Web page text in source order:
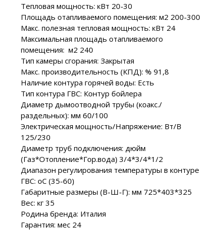
Тепловая мощность: кВт 20-30
Площадь отапливаемого помещения: м2 200-300
Макс. полезная тепловая мощность: кВт 24
Максимальная площадь отапливаемого
помещения: м2 240
Тип камеры сгорания: Закрытая
Макс. производительность (КПД): % 91,8
Наличие контура горячей воды: Есть
Тип контура ГВС: Контур бойлера
Диаметр дымоотводной трубы (коакс./
раздельных): мм 60/100
Электрическая мощность/Напряжение: Вт/В
125/230
Диаметр труб подключения: дюйм
(Газ*Отопление*Гор.вода) 3/4*3/4*1/2
Диапазон регулирования температуры в контуре
ГВС: oС (35-60)
Габаритные размеры (В-Ш-Г): мм 725*403*325
Вес: кг 35
Родина бренда: Италия
Гарантия: мес 24